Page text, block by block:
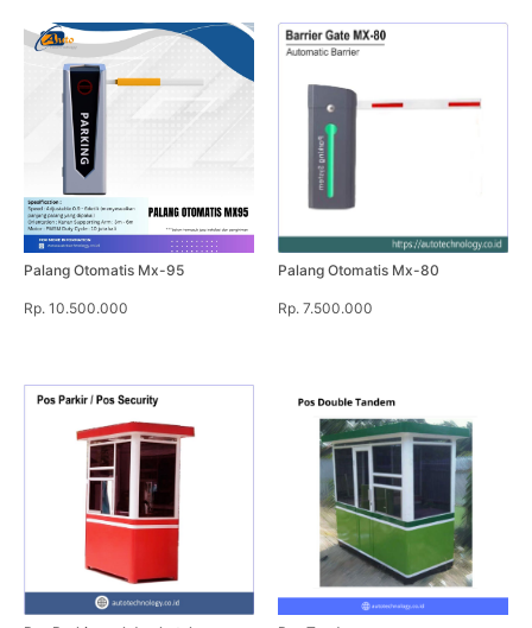
Palang Otomatis Mx-95
Rp. 10.500.000
Palang Otomatis Mx-80
Rp. 7.500.000